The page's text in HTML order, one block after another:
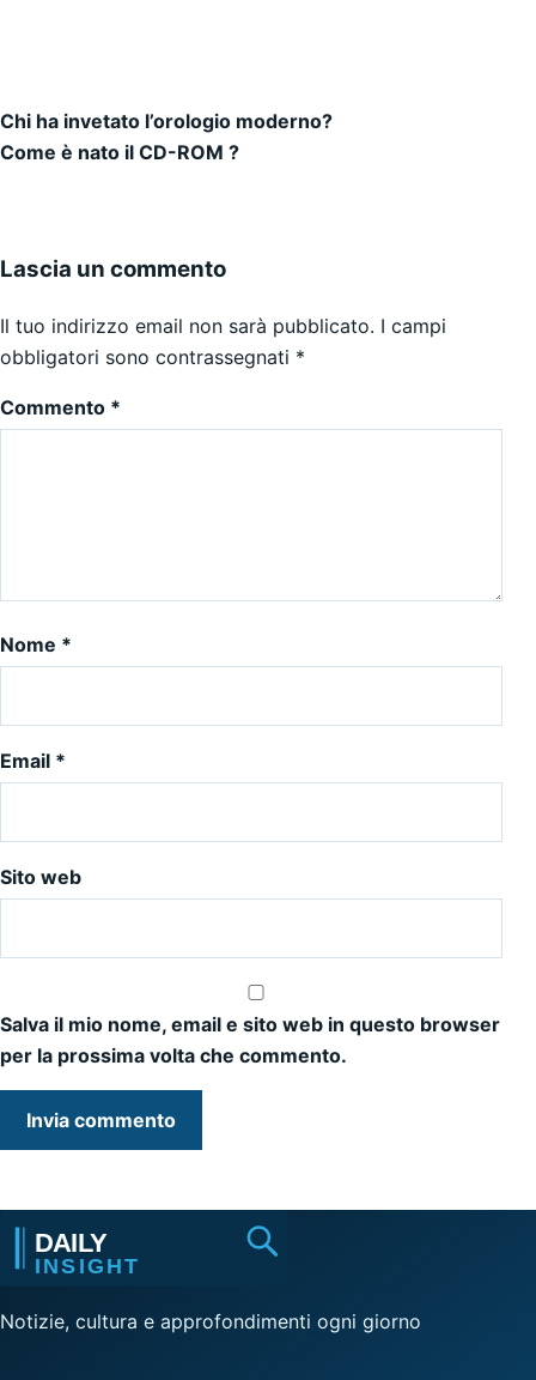
Navigazione articoli
Chi ha invetato l’orologio moderno?
Come è nato il CD-ROM ?
Lascia un commento
Il tuo indirizzo email non sarà pubblicato. I campi
obbligatori sono contrassegnati *
Commento *
Nome *
Email *
Sito web
Salva il mio nome, email e sito web in questo browser
per la prossima volta che commento.
Notizie, cultura e approfondimenti ogni giorno